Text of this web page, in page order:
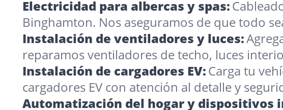
Electricidad para albercas y spas:
Binghamton. Nos aseguramos de que todo
Instalación de ventiladores y luces:
reparamos ventiladores de techo, luces
Instalación de cargadores EV:Carga tu
cargadores EV con atención al detalle y
Automatización del hogar y dispositivos